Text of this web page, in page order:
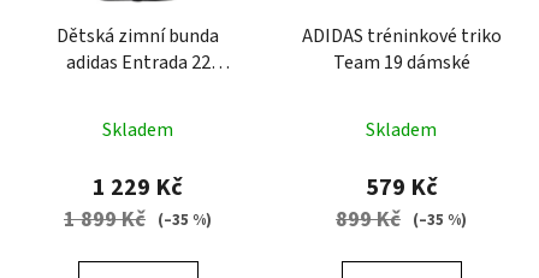
Dětská zimní bunda
adidas Entrada 22
Skladem
1 229 Kč
1 899 Kč (–35 %)
ADIDAS tréninkové triko
Team 19 dámské
Skladem
579 Kč
899 Kč (–35 %)